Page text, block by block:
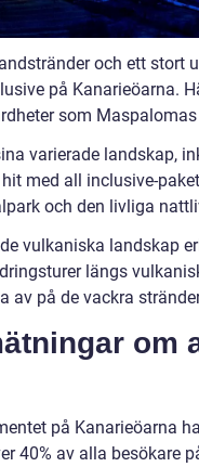
och ett stort
på Kanarieöarna.
som Maspalomas
varierade landskap,
med all inclusive-
och den livliga
vulkaniska landskap
längs
av på de vackra
om
på Kanarieöarna
40% av alla besökare